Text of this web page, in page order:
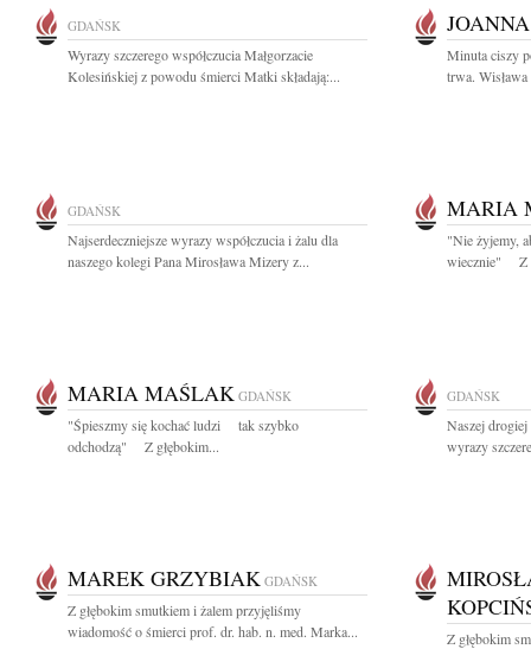
GDAŃSK
Wyrazy szczerego współczucia Małgorzacie
Kolesińskiej z powodu śmierci Matki składają:...
Minuta ciszy
trwa.
GDAŃSK
Najserdeczniejsze wyrazy współczucia i żalu dla
naszego kolegi Pana Mirosława Mizery z...
MARIA
"Nie żyjemy,
wiecznie" Z
MARIA MAŚLAK GDAŃSK
"Śpieszmy się kochać ludzi tak szybko
odchodzą" Z głębokim...
GDAŃSK
Naszej drogiej
wyrazy
MAREK GRZYBIAK GDAŃSK
Z głębokim smutkiem i żalem przyjęliśmy
wiadomość o śmierci prof. dr. hab. n. med. Marka...
Z głębokim